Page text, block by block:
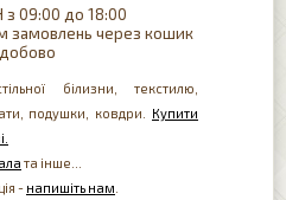
з 09:00 до 18:00
замовлень через кошик
білизни, текстилю,
подушки, ковдри. Купити
та інше...
- напишіть нам